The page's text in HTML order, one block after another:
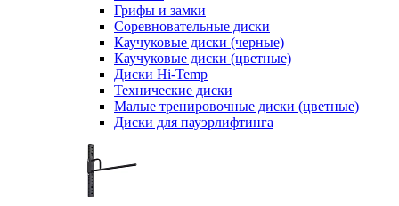
Грифы и замки
Соревновательные диски
Каучуковые диски (черные)
Каучуковые диски (цветные)
Диски Hi-Temp
Технические диски
Малые тренировочные диски (цветные)
Диски для пауэрлифтинга